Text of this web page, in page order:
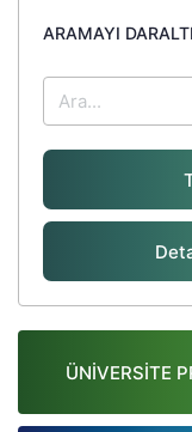
ARAMAYI
ÜNİVERSİTE